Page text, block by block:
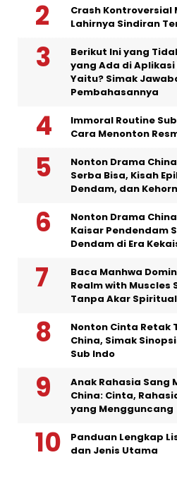
Crash Kontroversial
Lahirnya Sindiran
Berikut Ini yang
yang Ada di
Yaitu? Simak
Pembahasannya
Immoral Routine
Cara Menonton
Nonton Drama
Serba Bisa, Kisah
Dendam, dan
Nonton Drama
Kaisar Pendendam
Dendam di Era
Baca Manhwa
Realm with Muscles
Tanpa Akar Spiritual
Nonton Cinta Retak
China, Simak
Sub Indo
Anak Rahasia Sang
China: Cinta,
yang Mengguncang
Panduan Lengkap
dan Jenis Utama